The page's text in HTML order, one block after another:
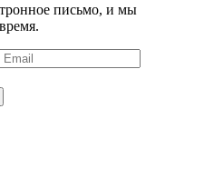
письмо, и мы